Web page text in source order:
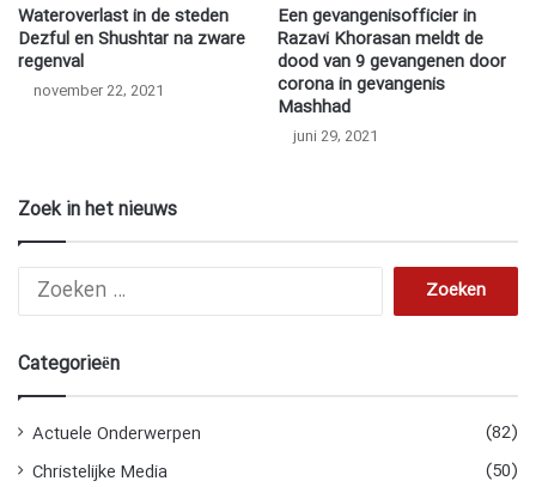
Wateroverlast in de steden
Dezful en Shushtar na zware
regenval
november 22, 2021
Een gevangenisofficier in
Razavi Khorasan meldt de
dood van 9 gevangenen door
corona in gevangenis
Mashhad
juni 29, 2021
Zoek in het nieuws
n
Categorieën
Actuele Onderwerpen
(82)
Christelijke Media
(50)